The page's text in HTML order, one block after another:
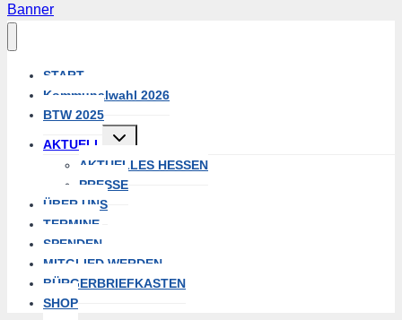
Banner
START
Kommunalwahl 2026
BTW 2025
AKTUELL
Untermenü
umschalten
AKTUELLES HESSEN
PRESSE
ÜBER UNS
TERMINE
SPENDEN
MITGLIED WERDEN
BÜRGERBRIEFKASTEN
SHOP